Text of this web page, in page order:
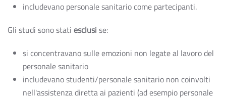
includevano personale sanitario come partecipanti.
Gli studi sono stati esclusi se:
si concentravano sulle emozioni non legate al lavoro del
personale sanitario
includevano studenti/personale sanitario non coinvolti
nell'assistenza diretta ai pazienti (ad esempio personale